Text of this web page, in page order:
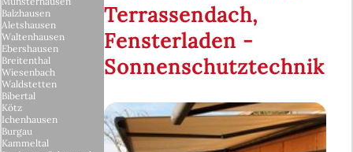
Terrassendach,
Fensterladen -
Sonnenschutztechnik
Balzhausen
Aletshausen
Waltenhausen
Ebershausen
Breitenthal
Wiesenbach
Waldstetten
Bibertal
Kötz
Ichenhausen
Burgau
Kammeltal